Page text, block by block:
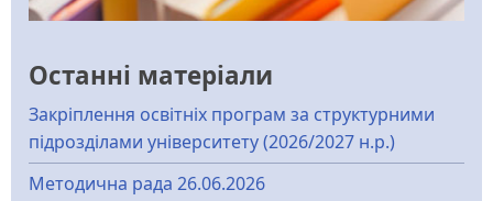
Останні матеріали
Закріплення освітніх програм за структурними
підрозділами університету (2026/2027 н.р.)
Методична рада 26.06.2026